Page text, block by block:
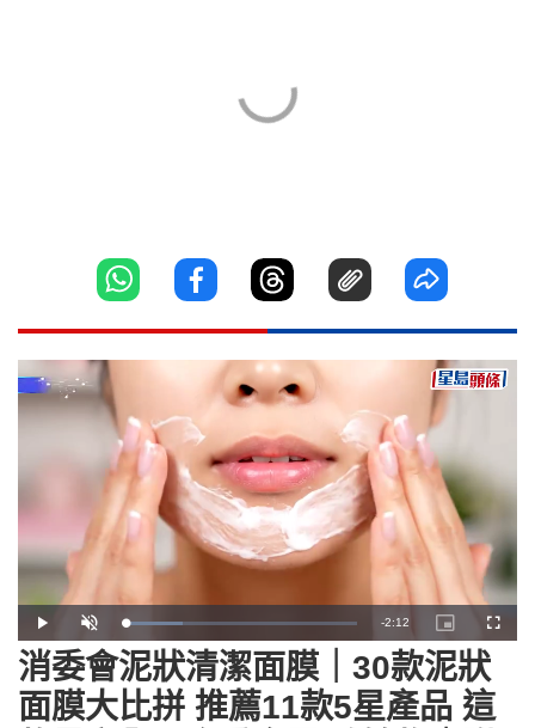
Play Unmute Loaded:
24.59%
Remaining
Time
-2:12
Picture-
in-
Picture
消委會泥狀清潔面膜｜30款泥狀
面膜大比拼 推薦11款5星產品 這